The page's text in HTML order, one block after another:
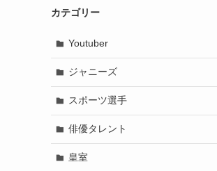
カテゴリー
Youtuber
ジャニーズ
スポーツ選手
俳優タレント
皇室